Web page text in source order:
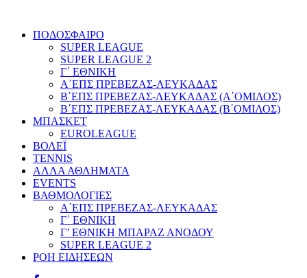
ΠΟΔΟΣΦΑΙΡΟ
SUPER LEAGUE
SUPER LEAGUE 2
Γ΄ ΕΘΝΙΚΗ
Α΄ΕΠΣ ΠΡΕΒΕΖΑΣ-ΛΕΥΚΑΔΑΣ
Β΄ΕΠΣ ΠΡΕΒΕΖΑΣ-ΛΕΥΚΑΔΑΣ (Α΄ΟΜΙΛΟΣ)
Β΄ΕΠΣ ΠΡΕΒΕΖΑΣ-ΛΕΥΚΑΔΑΣ (Β΄ΟΜΙΛΟΣ)
ΜΠΑΣΚΕΤ
EUROLEAGUE
ΒΟΛΕΪ
TENNIS
ΑΛΛΑ ΑΘΛΗΜΑΤΑ
EVENTS
ΒΑΘΜΟΛΟΓΙΕΣ
Α΄ΕΠΣ ΠΡΕΒΕΖΑΣ-ΛΕΥΚΑΔΑΣ
Γ΄ ΕΘΝΙΚΗ
Γ’ ΕΘΝΙΚΗ ΜΠΑΡΑΖ ΑΝΟΔΟΥ
SUPER LEAGUE 2
ΡΟΗ ΕΙΔΗΣΕΩΝ